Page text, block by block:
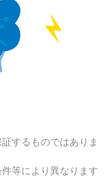
するものではありま
等により異なります